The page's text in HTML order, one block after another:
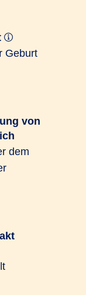
Geburt
von
dem